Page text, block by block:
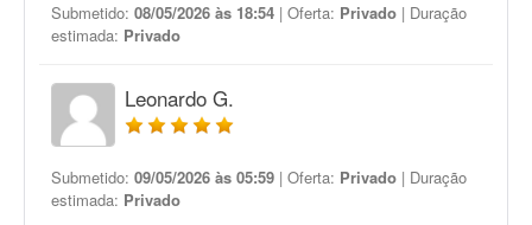
Submetido: 08/05/2026 às 18:54 | Oferta: Privado | Duração
estimada: Privado
Leonardo G.
Submetido: 09/05/2026 às 05:59 | Oferta: Privado | Duração
estimada: Privado